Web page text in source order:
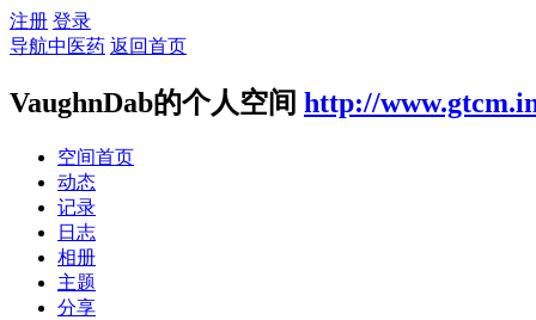
注册 登录
导航中医药 返回首页
VaughnDab的个人空间 http://
空间首页
动态
记录
日志
相册
主题
分享